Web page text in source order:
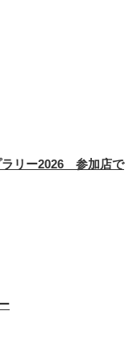
ラリー2026 参加店で